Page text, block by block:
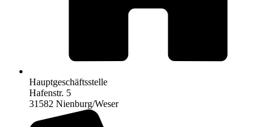
Hauptgeschäftsstelle
Hafenstr. 5
31582 Nienburg/Weser